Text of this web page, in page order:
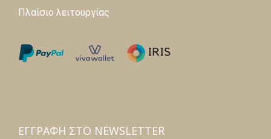
Πλαίσιο λειτουργίας
ΕΓΓΡΑΦΉ ΣΤΟ NEWSLETTER